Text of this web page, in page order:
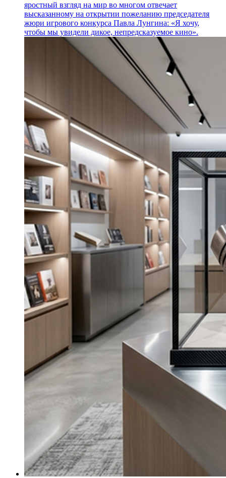
яростный взгляд на мир во многом отвечает
высказанному на открытии пожеланию председателя
жюри игрового конкурса Павла Лунгина: «Я хочу,
чтобы мы увидели дикое, непредсказуемое кино».